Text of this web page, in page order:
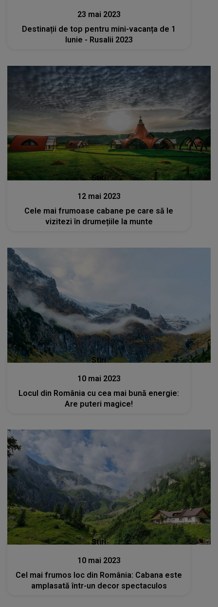
23 mai 2023
Destinații de top pentru mini-vacanța de 1
Iunie - Rusalii 2023
Stiri
12 mai 2023
Cele mai frumoase cabane pe care să le
vizitezi în drumețiile la munte
Stiri
10 mai 2023
Locul din România cu cea mai bună energie:
Are puteri magice!
Stiri
10 mai 2023
Cel mai frumos loc din România: Cabana este
amplasată într-un decor spectaculos